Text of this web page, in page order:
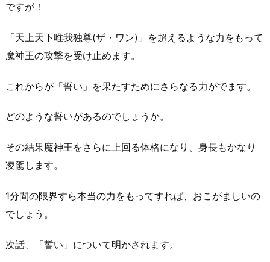
ですが！
「天上天下唯我独尊(ザ・ワン)」を超えるような力をもって
魔神王の攻撃を受け止めます。
これからが「誓い」を果たすためにさらなる力がでます。
どのような誓いがあるのでしょうか。
その結果魔神王をさらに上回る体格になり、身長もかなり
凌駕します。
1分間の限界すら本当の力をもってすれば、おこがましいの
でしょう。
次話、「誓い」について明かされます。